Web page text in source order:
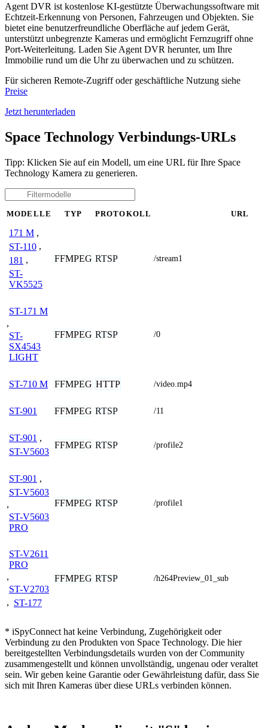
Agent DVR ist kostenlose KI-gestützte Überwachungssoftware mit
Echtzeit-Erkennung von Personen, Fahrzeugen und Objekten. Sie
bietet eine benutzerfreundliche Oberfläche auf jedem Gerät,
unterstützt unbegrenzte Kameras und ermöglicht Fernzugriff ohne
Port-Weiterleitung. Laden Sie Agent DVR herunter, um Ihre
Immobilie rund um die Uhr zu überwachen und zu schützen.
Für sicheren Remote-Zugriff oder geschäftliche Nutzung siehe
Preise
Jetzt herunterladen
Space Technology Verbindungs-URLs
Tipp: Klicken Sie auf ein Modell, um eine URL für Ihre Space
Technology Kamera zu generieren.
MODELLE TYP PROTOKOLL URL
171 M ,
ST-110 ,
181 ,
ST-
VK5525
FFMPEG RTSP /stream1
ST-171 M
,
ST-
SX4543
LIGHT
FFMPEG RTSP /0
ST-710 M FFMPEG HTTP /video.mp4
ST-901 FFMPEG RTSP /11
ST-901 ,
ST-V5603
FFMPEG RTSP /profile2
ST-901 ,
ST-V5603
,
ST-V5603
PRO
FFMPEG RTSP /profile1
ST-V2611
PRO
,
ST-V2703
, ST-177
FFMPEG RTSP /h264Preview_01_sub
* iSpyConnect hat keine Verbindung, Zugehörigkeit oder
Verbindung zu den Produkten von Space Technology. Die hier
bereitgestellten Verbindungsdetails wurden von der Community
zusammengestellt und können unvollständig, ungenau oder veraltet
sein. Wir geben keine Garantie oder Gewährleistung dafür, dass Sie
sich mit Ihren Kameras über diese URLs verbinden können.